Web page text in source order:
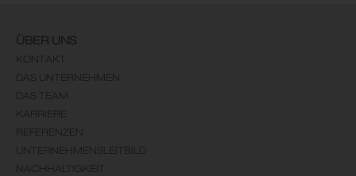
ÜBER UNS
KONTAKT
DAS UNTERNEHMEN
DAS TEAM
KARRIERE
REFERENZEN
UNTERNEHMENSLEITBILD
NACHHALTIGKEIT